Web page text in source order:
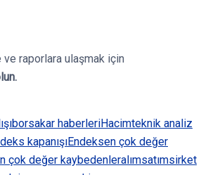
raporlara ulaşmak için
borsakar haberleriHacimteknik analiz
kapanışıEndeksen çok değer
çok değer kaybedenleralımsatımsirket